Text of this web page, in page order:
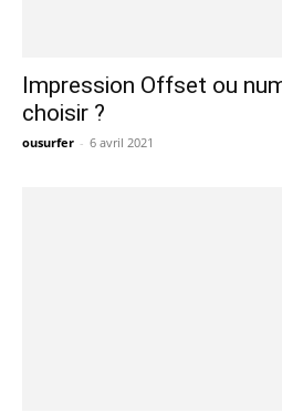
Impression Offset ou
choisir ?
ousurfer - 6 avril 2021